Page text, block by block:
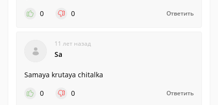
0
0 Ответить
11 лет назад
Sa
Samaya krutaya chitalka
0
0 Ответить